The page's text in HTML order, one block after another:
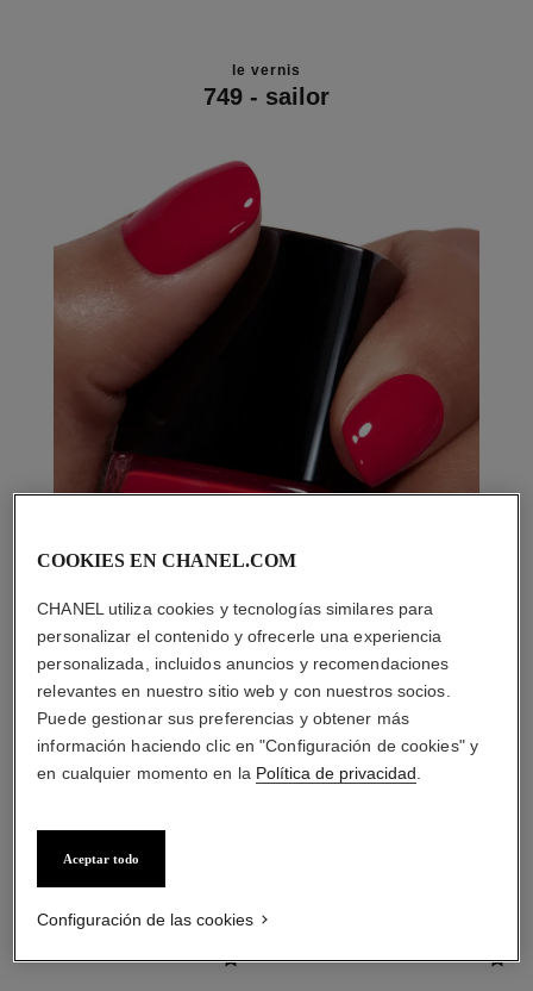
le vernis
749 - sailor
LA COMBINACIÓN PERFECTA
COOKIES EN CHANEL.COM
CHANEL utiliza cookies y tecnologías similares para
personalizar el contenido y ofrecerle una experiencia
personalizada, incluidos anuncios y recomendaciones
relevantes en nuestro sitio web y con nuestros socios.
Puede gestionar sus preferencias y obtener más
información haciendo clic en "Configuración de cookies" y
en cualquier momento en la Política de privacidad
Aceptar todo
Configuración de las cookies